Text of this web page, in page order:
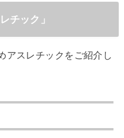
チック」
アスレチックをご紹介し